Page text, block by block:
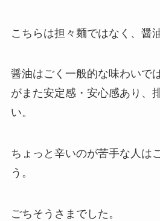
こちらは担々麺ではなく、醤
醤油はごく一般的な味わいで
がまた安定感・安心感あり、
い。
ちょっと辛いのが苦手な人は
う。
ごちそうさまでした。